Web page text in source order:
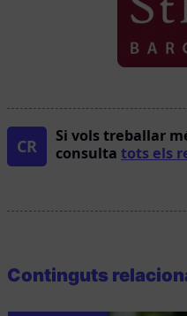
CR
Si vols treballar
consulta tots els
Continguts